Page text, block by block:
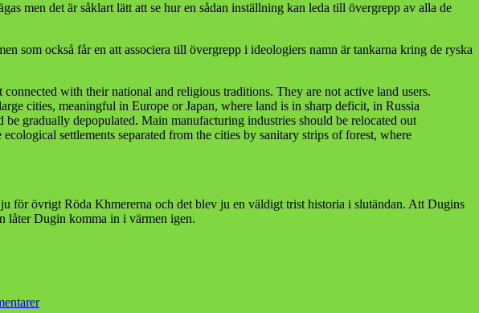
men det är såklart lätt att se hur en sådan inställning kan leda till övergrepp av alla de
som också får en att associera till övergrepp i ideologiers namn är tankarna kring de ryska
with their national and religious traditions. They are not active land users.
cities, meaningful in Europe or Japan, where land is in sharp deficit, in Russia
gradually depopulated. Main manufacturing industries should be relocated out
settlements separated from the cities by sanitary strips of forest, where
för övrigt Röda Khmererna och det blev ju en väldigt trist historia i slutändan. Att Dugins
låter Dugin komma in i värmen igen.
till